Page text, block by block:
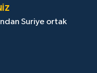
Suriye ortak